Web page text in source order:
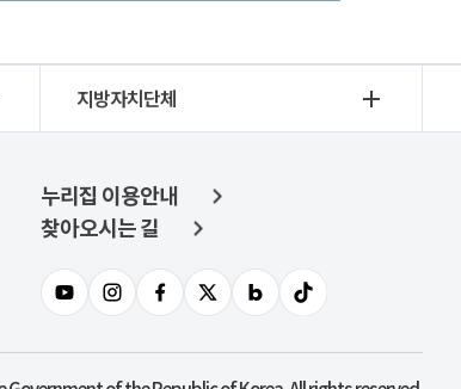
지방자치단체
누리집 이용안내
찾아오시는 길